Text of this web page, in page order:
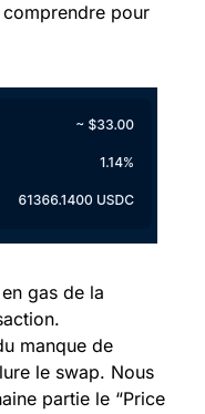
pour
gas de la
manque de
le swap. Nous
partie le “Price